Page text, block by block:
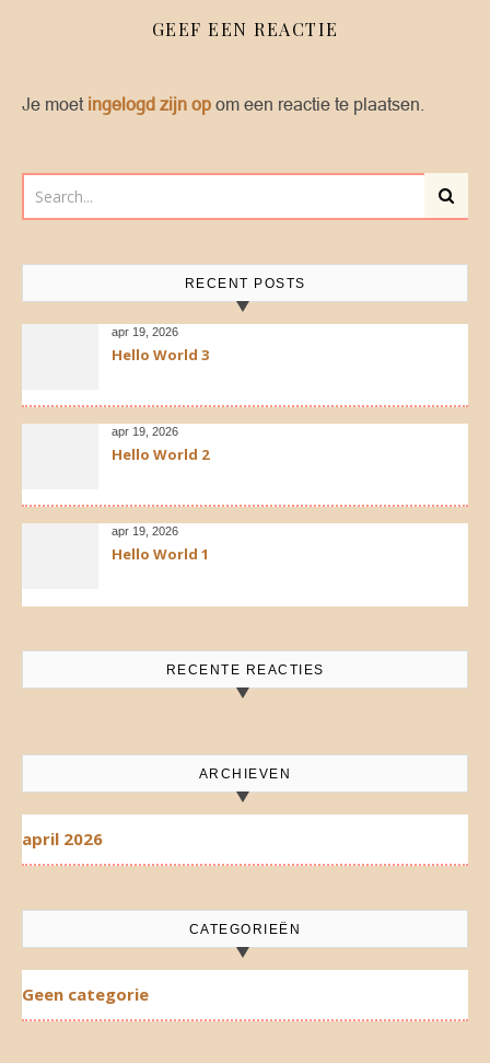
GEEF EEN REACTIE
Je moet ingelogd zijn op om een reactie te plaatsen.
RECENT POSTS
apr 19, 2026
Hello World 3
apr 19, 2026
Hello World 2
apr 19, 2026
Hello World 1
RECENTE REACTIES
ARCHIEVEN
april 2026
CATEGORIEËN
Geen categorie